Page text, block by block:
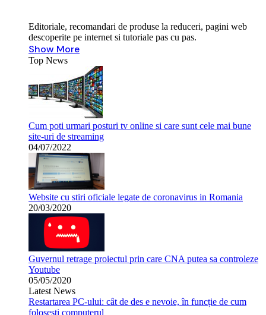
Editoriale, recomandari de produse la reduceri, pagini web
descoperite pe internet si tutoriale pas cu pas.
Show More
Top News
Cum poti urmari posturi tv online si care sunt cele mai bune
site-uri de streaming
04/07/2022
Website cu stiri oficiale legate de coronavirus in Romania
20/03/2020
Guvernul retrage proiectul prin care CNA putea sa controleze
Youtube
05/05/2020
Latest News
Restartarea PC-ului: cât de des e nevoie, în funcție de cum
folosești computerul